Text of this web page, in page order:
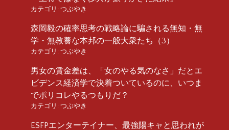
カテゴリ: つぶやき
森岡毅の確率思考の戦略論に騙される無知・無
学・無教養な本邦の一般大衆たち（3）
カテゴリ: つぶやき
男女の賃金差は、「女のやる気のなさ」だとエ
ビデンス経済学で決着ついているのに、いつま
でポリコレやるつもりだ？
カテゴリ: つぶやき
ESFPエンターテイナー、最強陽キャと思われが